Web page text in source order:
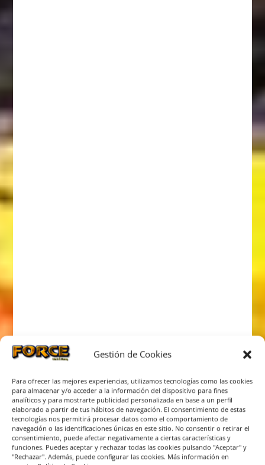
Gestión de Cookies
Para ofrecer las mejores experiencias, utilizamos tecnologías como las cookies
para almacenar y/o acceder a la información del dispositivo para fines
analíticos y para mostrarte publicidad personalizada en base a un perfil
elaborado a partir de tus hábitos de navegación. El consentimiento de estas
tecnologías nos permitirá procesar datos como el comportamiento de
navegación o las identificaciones únicas en este sitio. No consentir o retirar el
consentimiento, puede afectar negativamente a ciertas características y
funciones. Puedes aceptar y rechazar todas las cookies pulsando "Aceptar" y
"Rechazar". Además, puede configurar las cookies. Más información en